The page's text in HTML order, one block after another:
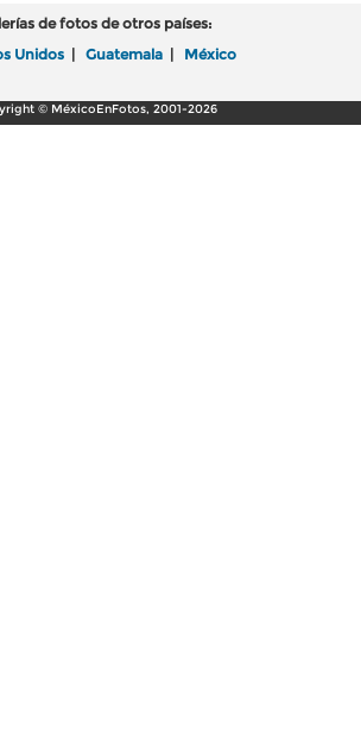
de fotos de otros países:
Unidos | Guatemala | México
© MéxicoEnFotos, 2001-2026